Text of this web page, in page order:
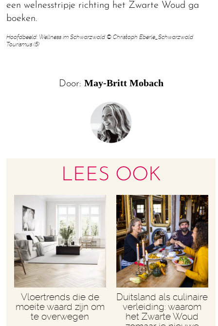
een welnesstripje richting het Zwarte Woud ga
boeken.
Hoofdbeeld: Wellness im Schwarzwald © Christoph Eberle_Schwarzwald
Tourismus (5)
Door: May-Britt Mobach
LEES OOK
Vloertrends die de
moeite waard zijn om
te overwegen
Duitsland als culinaire
verleiding: waarom
het Zwarte Woud